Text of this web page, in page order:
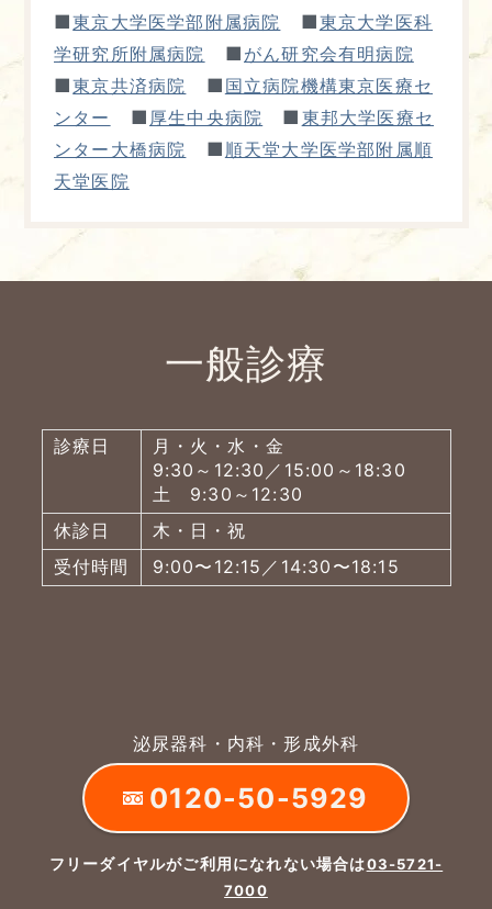
■東京大学医学部附属病院 ■東京大学医科
学研究所附属病院
■ がん研究会有明病院
■東京共済病院 ■ 国立病院機構東京医療セ
ンター
■ 厚生中央病院 ■ 東邦大学医療セ
ンター大橋病院
■ 順天堂大学医学部附属順
天堂医院
一般診療
診療日
月・火・水・金
9:30～12:30／15:00～18:30
土 9:30～12:30
休診日
木・日・祝
受付時間
9:00〜12:15／14:30〜18:15
泌尿器科・内科・形成外科
0120-50-5929
フリーダイヤルがご利用になれない場合は03-5721-
7000